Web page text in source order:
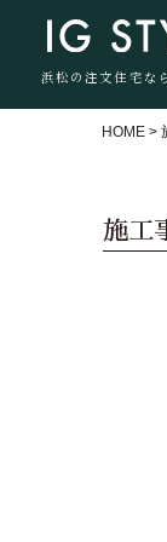
浜松の注文住宅な
HOME >
施工